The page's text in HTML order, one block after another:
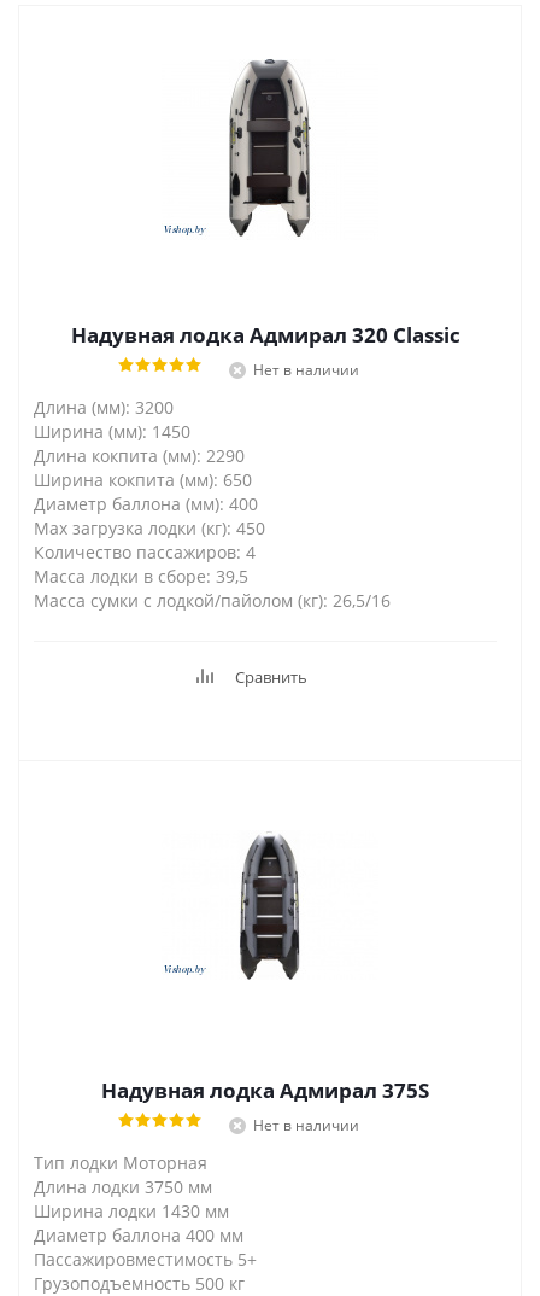
Надувная лодка Адмирал 320 Classic
Нет в наличии
Длина (мм): 3200
Ширина (мм): 1450
Длина кокпита (мм): 2290
Ширина кокпита (мм): 650
Диаметр баллона (мм): 400
Max загрузка лодки (кг): 450
Количество пассажиров: 4
Масса лодки в сборе: 39,5
Масса cумки с лодкой/пайолом (кг): 26,5/16
Сравнить
Надувная лодка Адмирал 375S
Нет в наличии
Тип лодки Моторная
Длина лодки 3750 мм
Ширина лодки 1430 мм
Диаметр баллона 400 мм
Пассажировместимость 5+
Грузоподъемность 500 кг